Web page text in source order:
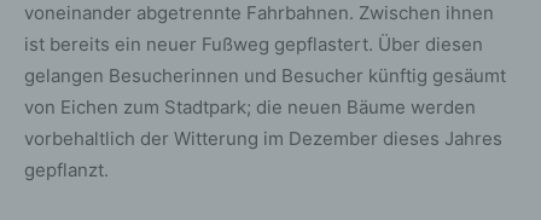
voneinander abgetrennte Fahrbahnen. Zwischen ihnen
ist bereits ein neuer Fußweg gepflastert. Über diesen
gelangen Besucherinnen und Besucher künftig gesäumt
von Eichen zum Stadtpark; die neuen Bäume werden
vorbehaltlich der Witterung im Dezember dieses Jahres
gepflanzt.